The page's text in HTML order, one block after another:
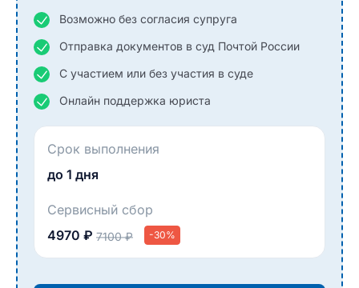
Возможно без согласия супруга
Отправка документов в суд Почтой России
С участием или без участия в суде
Онлайн поддержка юриста
Срок выполнения
до 1 дня
Сервисный сбор
4970 ₽ 7100 ₽ -30%